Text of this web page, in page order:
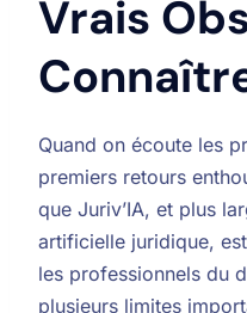
Vrais
Quand on écoute les
premiers retours
que Juriv’IA, et plus
artificielle juridique,
les professionnels du
plusieurs limites